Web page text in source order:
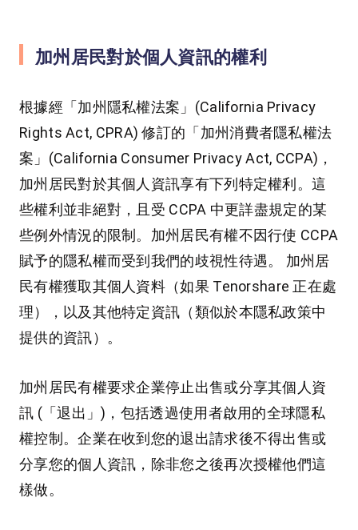
加州居民對於個人資訊的權利
根據經「加州隱私權法案」(California Privacy
Rights Act, CPRA) 修訂的「加州消費者隱私權法
案」(California Consumer Privacy Act, CCPA)，
加州居民對於其個人資訊享有下列特定權利。這
些權利並非絕對，且受 CCPA 中更詳盡規定的某
些例外情況的限制。加州居民有權不因行使 CCPA
賦予的隱私權而受到我們的歧視性待遇。 加州居
民有權獲取其個人資料（如果 Tenorshare 正在處
理），以及其他特定資訊（類似於本隱私政策中
提供的資訊）。
加州居民有權要求企業停止出售或分享其個人資
訊 (「退出」)，包括透過使用者啟用的全球隱私
權控制。企業在收到您的退出請求後不得出售或
分享您的個人資訊，除非您之後再次授權他們這
樣做。